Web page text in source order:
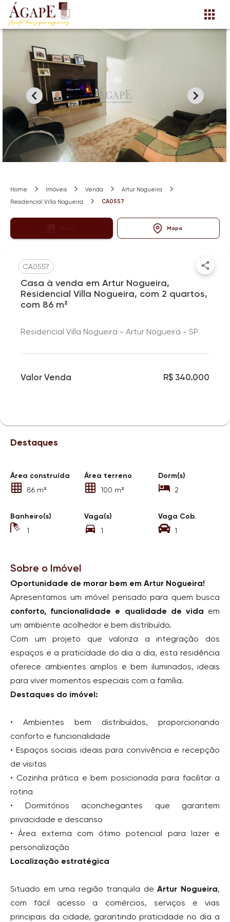
Home Imóveis Venda
Artur Nogueira
Residencial Villa Nogueira
CA0557
Mapa
CA0557
Casa à venda em Artur Nogueira,
Residencial Villa Nogueira, com 2 quartos,
com 86 m²
Residencial Villa Nogueira - Artur Nogueira - SP
Valor Venda R$ 340.000
Destaques
Área construída
86 m²
Área terreno
100 m²
Dorm(s)
2
Banheiro(s)
1
Vaga(s)
1
Vaga Cob.
1
Sobre o Imóvel
Oportunidade de morar bem em Artur Nogueira!
Apresentamos um imóvel pensado para quem busca
conforto, funcionalidade e qualidade de vida em
um ambiente acolhedor e bem distribuído.
Com um projeto que valoriza a integração dos
espaços e a praticidade do dia a dia, esta residência
oferece ambientes amplos e bem iluminados, ideais
para viver momentos especiais com a família.
Destaques do imóvel:
• Ambientes bem distribuídos, proporcionando
conforto e funcionalidade
• Espaços sociais ideais para convivência e recepção
de visitas
• Cozinha prática e bem posicionada para facilitar a
rotina
• Dormitórios aconchegantes que garantem
privacidade e descanso
• Área externa com ótimo potencial para lazer e
personalização
Localização estratégica
Situado em uma região tranquila deArtur Nogueira,
com fácil acesso a comércios, serviços e vias
principais da cidade, garantindo praticidade no dia a